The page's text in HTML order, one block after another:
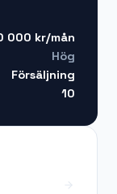
000 kr/mån
Hög
Försäljning
10